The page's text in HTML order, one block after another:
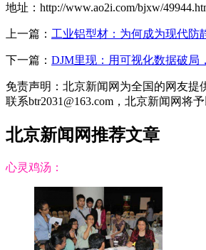
地址：http://www.ao2i.com/bjxw/
上一篇： 工业铝型材：为何成为现代防
下一篇： DJM里现：用可视化数据破局
免责声明：北京新闻网为全国的网友
联系btr2031@163.com，北京新闻网将予
北京新闻网推荐文章
心灵鸡汤：